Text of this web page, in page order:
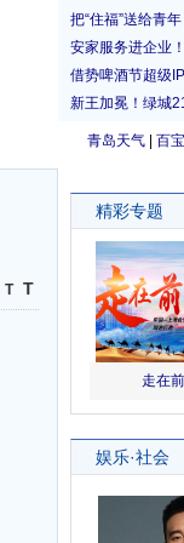
青岛天气 百
T T